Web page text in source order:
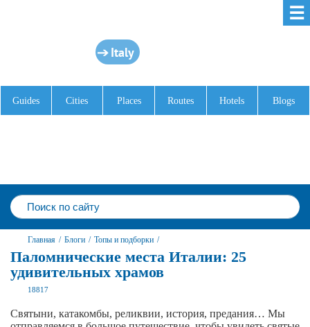
☰
Italy
Guides Cities Places Routes Hotels Blogs
Главная / Блоги / Топы и подборки /
Паломнические места Италии: 25
удивительных храмов
18817
Святыни, катакомбы, реликвии, история, предания… Мы